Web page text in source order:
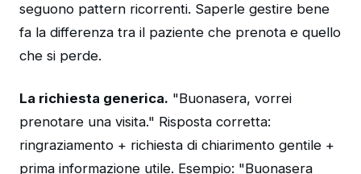
seguono pattern ricorrenti. Saperle gestire bene
fa la differenza tra il paziente che prenota e quello
che si perde.
La richiesta generica. "Buonasera, vorrei
prenotare una visita." Risposta corretta:
ringraziamento + richiesta di chiarimento gentile +
prima informazione utile. Esempio: "Buonasera